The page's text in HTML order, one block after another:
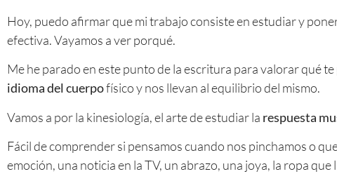
Hoy, puedo afirmar que mi trabajo consiste en estudiar y
efectiva. Vayamos a ver porqué.
Me he parado en este punto de la escritura para valorar qué
idioma del cuerpofísico y nos llevan al equilibrio del mismo.
Vamos a por la kinesiología, el arte de estudiar la respuesta
Fácil de comprender si pensamos cuando nos pinchamos o
emoción, una noticia en la TV, un abrazo, una joya, la ropa